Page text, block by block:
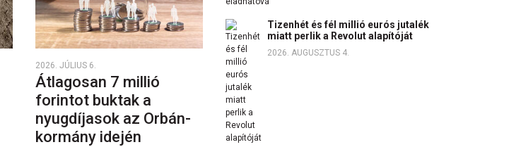
2026. JÚLIUS 6.
Átlagosan 7 millió
forintot buktak a
nyugdíjasok az Orbán-
kormány idején
Tizenhét és fél millió eurós jutalék
miatt perlik a Revolut alapítóját
2026. AUGUSZTUS 4.